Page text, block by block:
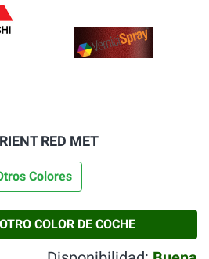
RED MET
Colores
COLOR DE COCHE